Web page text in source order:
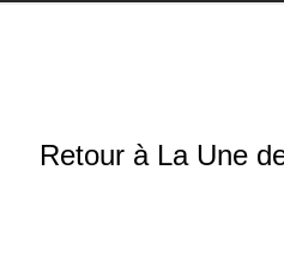
Retour à La Une